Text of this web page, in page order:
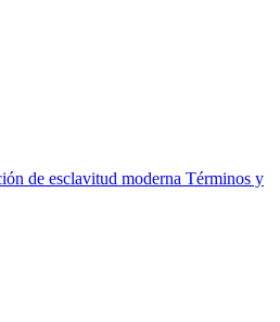
de esclavitud moderna Términos y